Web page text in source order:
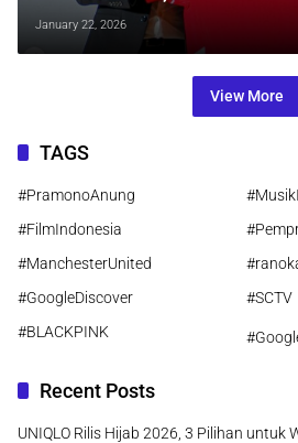
Resmi Jumat Ini
January 22, 2026
View More
TAGS
#PramonoAnung
#FilmIndonesia
#ManchesterUnited
#GoogleDiscover
#SCTV
#BLACKPINK
Recent Posts
UNIQLO Rilis Hijab 2026, 3 Pilihan untuk